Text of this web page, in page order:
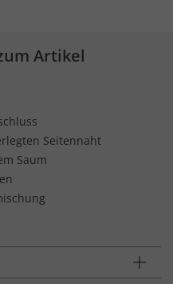
Artikel
Seitennaht
Saum